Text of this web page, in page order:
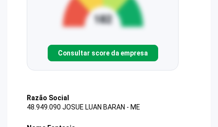
Consultar score da empresa
Razão Social
48.949.090 JOSUE LUAN BARAN - ME